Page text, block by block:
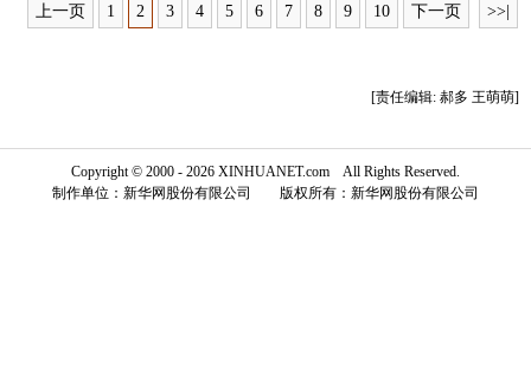
上一页 1 2 3 4 5 6 7 8 9 10 下一页 >>|
[责任编辑: 郝多 王萌萌]
Copyright © 2000 - 2026 XINHUANET.com All Rights Reserved.
制作单位：新华网股份有限公司 版权所有：新华网股份有限公司